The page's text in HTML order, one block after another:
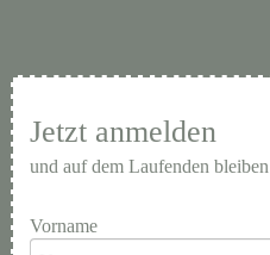
Jetzt anmelden
und auf dem Laufenden
Vorname